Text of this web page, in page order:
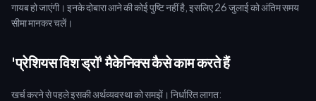
गायब हो जाएंगी। इनके दोबारा आने की कोई पुष्टि नहीं है, इसलिए 26 जुलाई को अंतिम समय
सीमा मानकर चलें।
'प्रेशियस विश ड्रॉ' मैकेनिक्स कैसे काम करते हैं
खर्च करने से पहले इसकी अर्थव्यवस्था को समझें। निर्धारित लागत: